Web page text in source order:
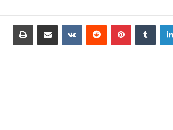
لينكدإن بينتيريست مشاركة عبر البريد طباعة